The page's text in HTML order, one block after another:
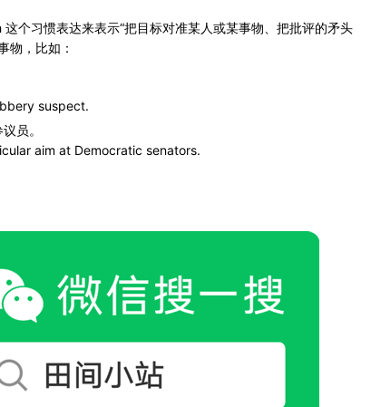
个习惯表达来表示“把目标对准某人或某事物、把批评的矛头
物，比如：
suspect.
员。
aim at Democratic senators.